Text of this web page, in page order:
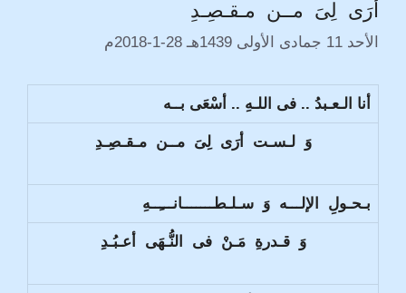
أرَى لِىَ مــن مـقـصِـدِ
الأحد 11 جمادى الأولى 1439هـ 28-1-2018م
أنا الـعـبدُ .. فى اللـهِ .. أسْعَى بــه
وَ لـسـت أرَى لِىَ مــن مـقـصِـدِ
بـحـولِ الإلـــه وَ سـلـطـــــــانـــِــهِ
وَ قـدرةِ مَـنْ فى النُّـهَى أعـبُـدِ